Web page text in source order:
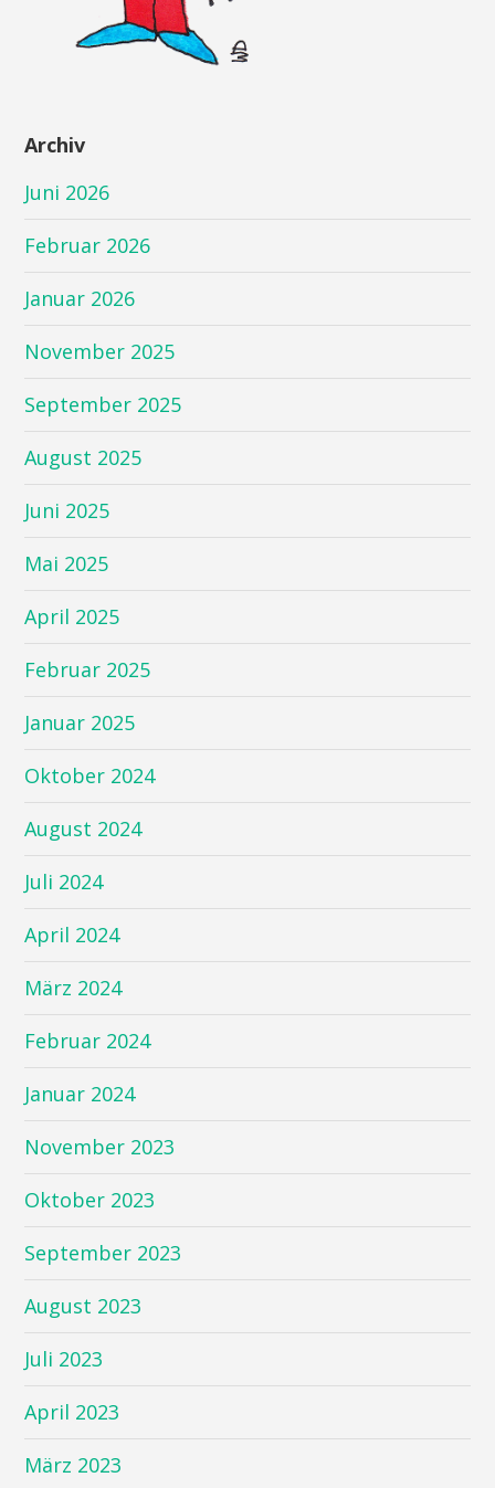
Archiv
Juni 2026
Februar 2026
Januar 2026
November 2025
September 2025
August 2025
Juni 2025
Mai 2025
April 2025
Februar 2025
Januar 2025
Oktober 2024
August 2024
Juli 2024
April 2024
März 2024
Februar 2024
Januar 2024
November 2023
Oktober 2023
September 2023
August 2023
Juli 2023
April 2023
März 2023